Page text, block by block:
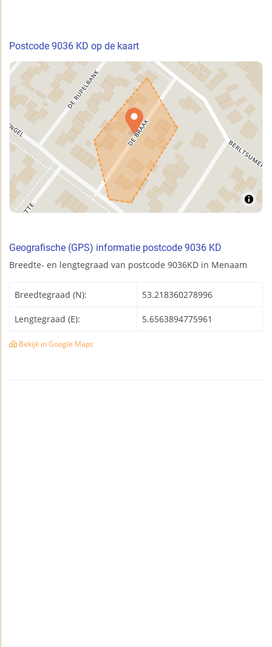
Postcode 9036 KD op de kaart
Geografische (GPS) informatie postcode 9036 KD
Breedte- en lengtegraad van postcode 9036KD in Menaam
Breedtegraad (N): 53.218360278996
Lengtegraad (E): 5.6563894775961
Bekijk in Google Maps